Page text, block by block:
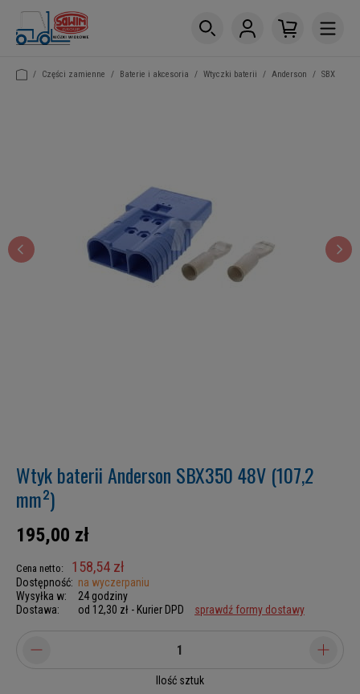
/ Części zamienne / Baterie i akcesoria / Wtyczki baterii / Anderson / SBX
Wtyk baterii Anderson SBX350 48V (107,2
mm²)
195,00 zł
Cena netto: 158,54 zł
Dostępność: na wyczerpaniu
Wysyłka w:
24 godziny
Dostawa:
od 12,30 zł - Kurier DPD sprawdź formy dostawy
Ilość sztuk